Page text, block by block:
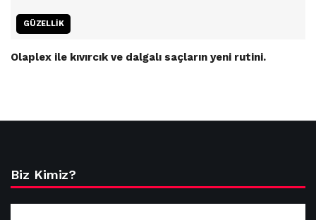
GÜZELLIK
Olaplex ile kıvırcık ve dalgalı saçların yeni rutini.
Biz Kimiz?